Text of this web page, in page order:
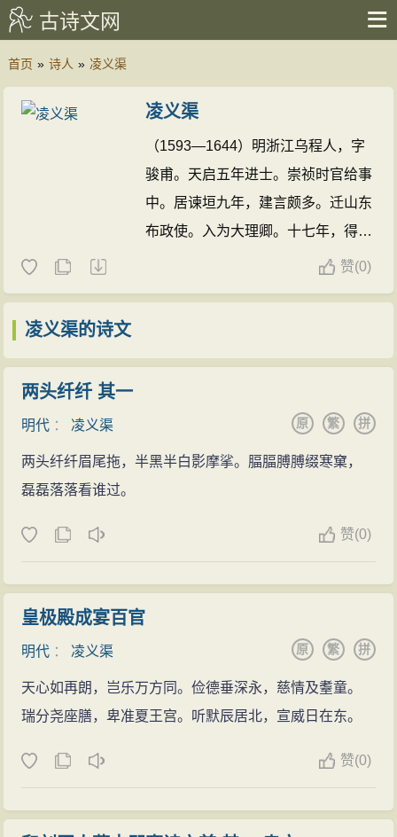
古诗文网
首页 » 诗人 » 凌义渠
凌义渠
（1593—1644）明浙江乌程人，字
骏甫。天启五年进士。崇祯时官给事
中。居谏垣九年，建言颇多。迁山东
布政使。入为大理卿。十七年，得帝
死讯，自杀。有《凌忠介集》、《湘
赞(0)
凌义渠的诗文
两头纤纤 其一
明代 ： 凌义渠 拼
繁
原
两头纤纤眉尾拖，半黑半白影摩挲。腷腷膊膊缀寒窠，
磊磊落落看谁过。
赞(0)
皇极殿成宴百官
明代 ： 凌义渠 拼
繁
原
天心如再朗，岂乐万方同。俭德垂深永，慈情及耋童。
瑞分尧座膳，卑准夏王宫。听默辰居北，宣威日在东。
赞(0)